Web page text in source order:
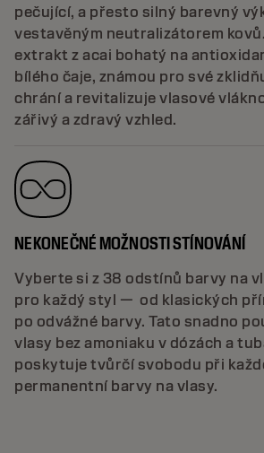
pečující, a přesto silný barevný
vestavěným neutralizátorem
extrakt z acai bohatý na
bílého čaje, známou pro své
chrání a revitalizuje vlasové
zářivý a zdravý vzhled.
NEKONEČNÉ MOŽNOSTI STÍNOVÁNÍ
Vyberte si z 38 odstínů barvy na
pro každý styl — od klasických
po odvážné barvy. Tato snadno
vlasy bez amoniaku v dózách a
poskytuje tvůrčí svobodu při
permanentní barvy na vlasy.